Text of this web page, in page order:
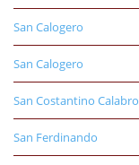
San Calogero
San Calogero
San Costantino Calabro
San Ferdinando